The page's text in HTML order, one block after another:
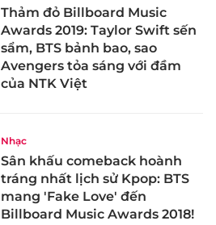
Thảm đỏ Billboard Music
Awards 2019: Taylor Swift sến
sẩm, BTS bảnh bao, sao
Avengers tỏa sáng với đầm
của NTK Việt
Nhạc
Sân khấu comeback hoành
tráng nhất lịch sử Kpop: BTS
mang 'Fake Love' đến
Billboard Music Awards 2018!